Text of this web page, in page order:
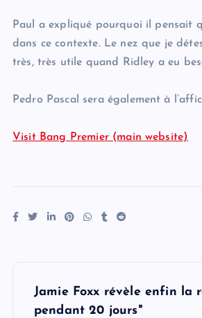
Paul a expliqué pourquoi il pensait
dans ce contexte. Le nez que je
très, très utile quand Ridley a eu
Pedro Pascal sera également à
Visit Bang Premier (main website)
Jamie Foxx révèle enfin la
pendant 20 jours"